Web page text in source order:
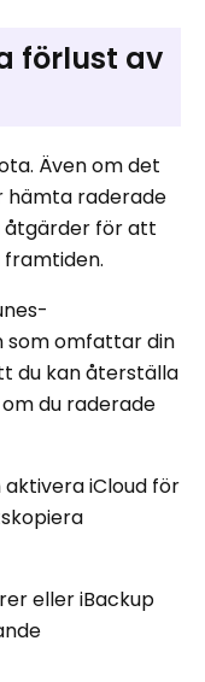
förlust av
Även om det
hämta raderade
åtgärder för att
framtiden.
som omfattar din
du kan återställa
du raderade
aktivera iCloud för
eller iBackup